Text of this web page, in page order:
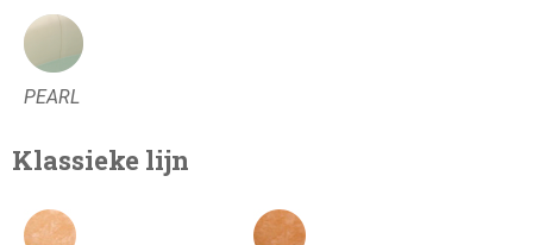
PEARL
Klassieke lijn